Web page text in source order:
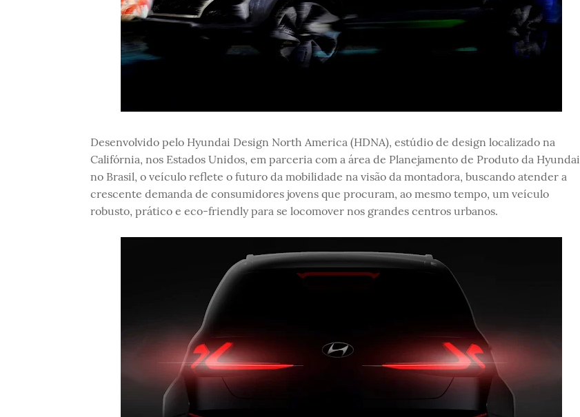
Desenvolvido pelo Hyundai Design North America (HDNA), estúdio de design localizado na
Califórnia, nos Estados Unidos, em parceria com a área de Planejamento de Produto da Hyundai
no Brasil, o veículo reflete o futuro da mobilidade na visão da montadora, buscando atender a
crescente demanda de consumidores jovens que procuram, ao mesmo tempo, um veículo
robusto, prático e eco-friendly para se locomover nos grandes centros urbanos.